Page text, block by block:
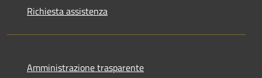
Richiesta assistenza
Amministrazione trasparente